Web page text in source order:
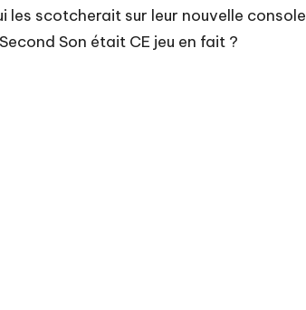
les scotcherait sur leur nouvelle console
Son était CE jeu en fait ?